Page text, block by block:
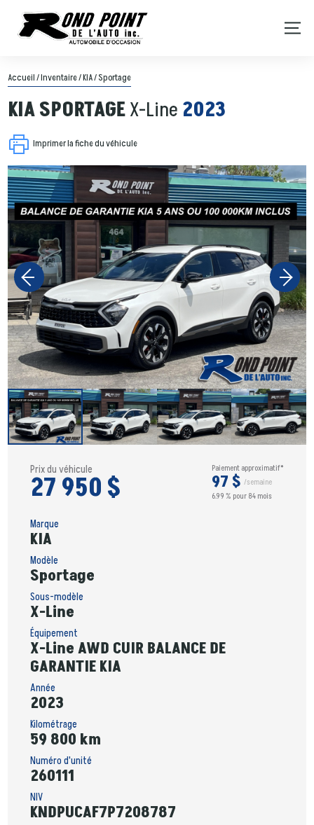
Accueil/Inventaire/KIA/Sportage
KIASPORTAGEX-Line 2023
Imprimer la fiche du véhicule
Prix du véhicule
27 950 $
Paiement approximatif*
97 $ /semaine
6.99 % pour 84 mois
Marque
KIA
Modèle
Sportage
Sous-modèle
X-Line
Équipement
X-Line AWD CUIR BALANCE DE
GARANTIE KIA
Année
2023
Kilométrage
59 800 km
Numéro d'unité
260111
NIV
KNDPUCAF7P7208787